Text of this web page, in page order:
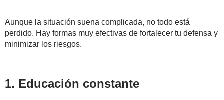
Aunque la situación suena complicada, no todo está
perdido. Hay formas muy efectivas de fortalecer tu defensa y
minimizar los riesgos.
1. Educación constante